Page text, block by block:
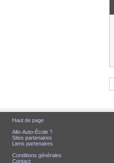
Haut de page
Allo-Auto-École ?
Sites partenaires
Liens partenaires
Conditions générales
Contact